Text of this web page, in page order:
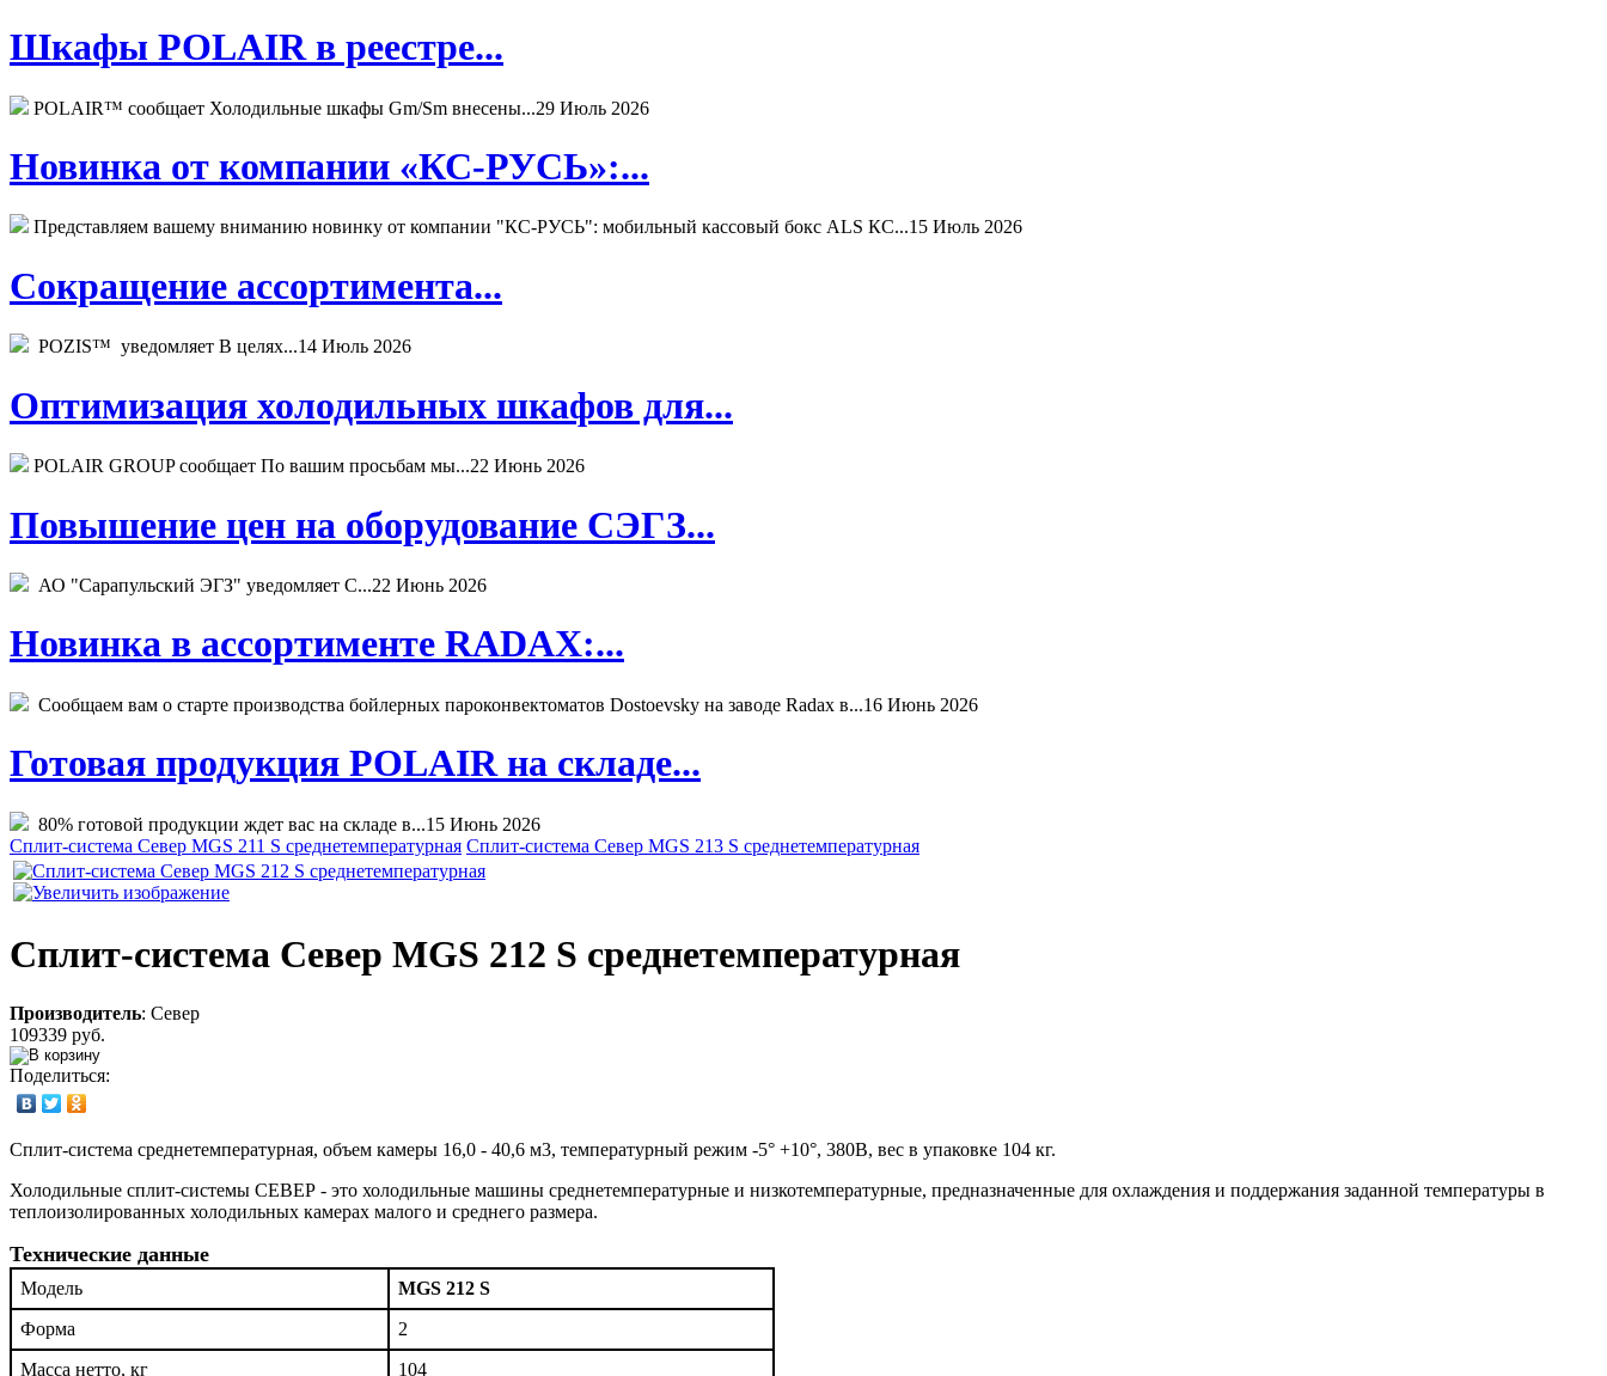
Шкафы POLAIR в реестре...
POLAIR™ сообщает Холодильные шкафы Gm/Sm внесены...29 Июль 2026
Новинка от компании «КС-РУСЬ»:...
Представляем вашему вниманию новинку от компании "КС-РУСЬ": мобильный кассовый бокс ALS КС...15 Июль 2026
Сокращение ассортимента...
POZIS™ уведомляет В целях...14 Июль 2026
Оптимизация холодильных шкафов для...
POLAIR GROUP сообщает По вашим просьбам мы...22 Июнь 2026
Повышение цен на оборудование СЭГЗ...
АО "Сарапульский ЭГЗ" уведомляет С...22 Июнь 2026
Новинка в ассортименте RADAX:...
Сообщаем вам о старте производства бойлерных пароконвектоматов Dostoevsky на заводе Radax в...16 Июнь 2026
Готовая продукция POLAIR на складе...
80% готовой продукции ждет вас на складе в...15 Июнь 2026
Сплит-система Cевер MGS 211 S среднетемпературная Сплит-система Cевер MGS 213 S среднетемпературная
Сплит-система Cевер MGS 212 S среднетемпературная
Производитель: Север
109339 руб.
Поделиться:
Сплит-система среднетемпературная, объем камеры 16,0 - 40,6 м3, температурный режим -5° +10°, 380В, вес в упаковке 104 кг.
Холодильные сплит-системы СЕВЕР - это холодильные машины среднетемпературные и низкотемпературные, предназначенные для охлаждения и поддержания заданной температуры в
теплоизолированных холодильных камерах малого и среднего размера.
Технические данные
Модель
MGS 212 S
Форма
2
Масса нетто, кг
104